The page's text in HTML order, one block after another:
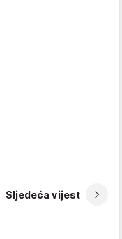
Sljedeća vijest